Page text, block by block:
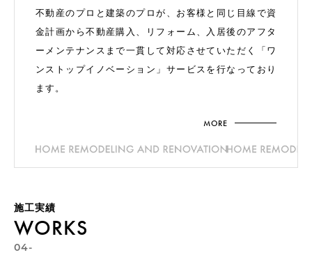
不動産のプロと建築のプロが、お客様と同じ目線で資
金計画から不動産購入、リフォーム、入居後のアフタ
ーメンテナンスまで一貫して対応させていただく「ワ
ンストップイノベーション」サービスを行なっており
ます。
MORE
施工実績
WORKS
04-